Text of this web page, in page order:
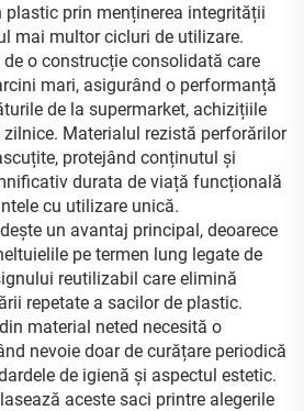
prin menținerea integrității
mai multor cicluri de utilizare.
o construcție consolidată care
mari, asigurând o performanță
de la supermarket, achizițiile
Materialul rezistă perforărilor
protejând conținutul și
durata de viață funcțională
cu utilizare unică.
un avantaj principal, deoarece
pe termen lung legate de
reutilizabil care elimină
repetate a sacilor de plastic.
material neted necesită o
nevoie doar de curățare periodică
de igienă și aspectul estetic.
aceste saci printre alegerile